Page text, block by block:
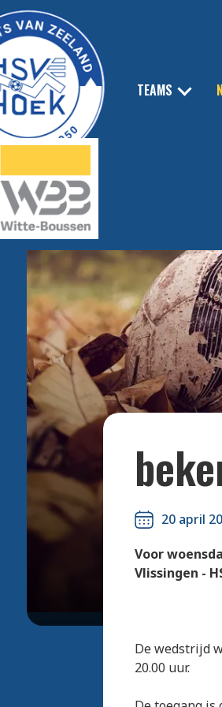
TEAMS
20 april
Voor
Vlissingen -
De wedstrijd
20.00 uur.